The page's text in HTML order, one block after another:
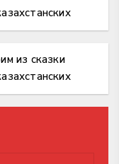
из сказки